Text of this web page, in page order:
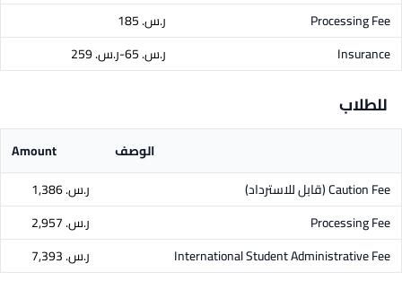
Processing Fee
ر.س.‏ 185
Insurance
ر.س.‏ 65-ر.س.‏ 259
للطلاب
الوصف
Amount
Caution Fee(قابل للاسترداد)
ر.س.‏ 1,386
Processing Fee
ر.س.‏ 2,957
International Student Administrative Fee
ر.س.‏ 7,393